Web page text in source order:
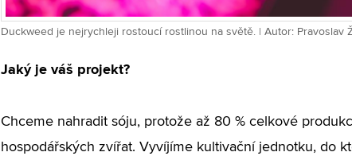
Duckweed je nejrychleji rostoucí rostlinou na světě. | Autor: Pravoslav
Jaký je váš projekt?
Chceme nahradit sóju, protože až 80 % celkové
hospodářských zvířat. Vyvíjíme kultivační jednotku, do